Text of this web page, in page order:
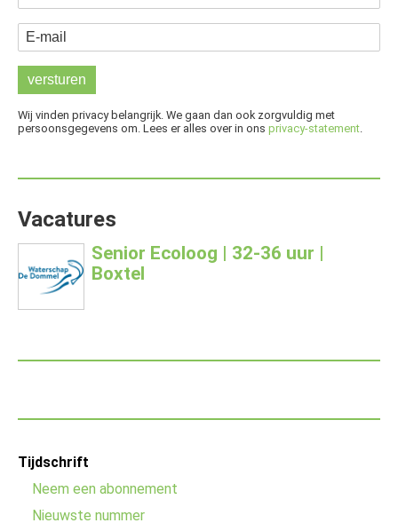
E-mail
Wij vinden privacy belangrijk. We gaan dan ook zorgvuldig met
persoonsgegevens om. Lees er alles over in ons privacy-statement
Vacatures
Senior Ecoloog | 32-36 uur |
Boxtel
Footer
menu
Tijdschrift
Neem een abonnement
Nieuwste nummer